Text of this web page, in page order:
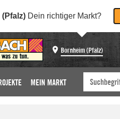
Dein richtiger Markt?
Bornheim (Pfalz)
MEIN MARKT